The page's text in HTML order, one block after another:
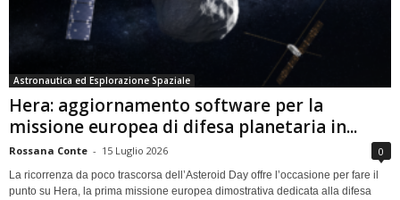
Astronautica ed Esplorazione Spaziale
Hera: aggiornamento software per la
missione europea di difesa planetaria in...
Rossana Conte - 15 Luglio 2026 0
La ricorrenza da poco trascorsa dell’Asteroid Day offre l’occasione per fare il
punto su Hera, la prima missione europea dimostrativa dedicata alla difesa